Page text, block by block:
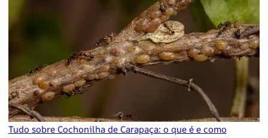
Tudo sobre Cochonilha de Carapaça: o que é e como